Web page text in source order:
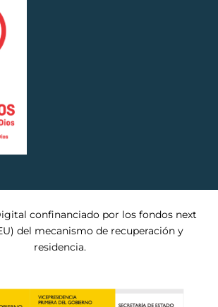
confinanciado por los fondos next
del mecanismo de recuperación y
residencia.